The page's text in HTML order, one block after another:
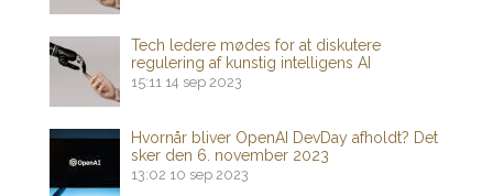
Tech ledere mødes for at diskutere
regulering af kunstig intelligens AI
15:11 14 sep 2023
Hvornår bliver OpenAI DevDay afholdt? Det
sker den 6. november 2023
13:02 10 sep 2023